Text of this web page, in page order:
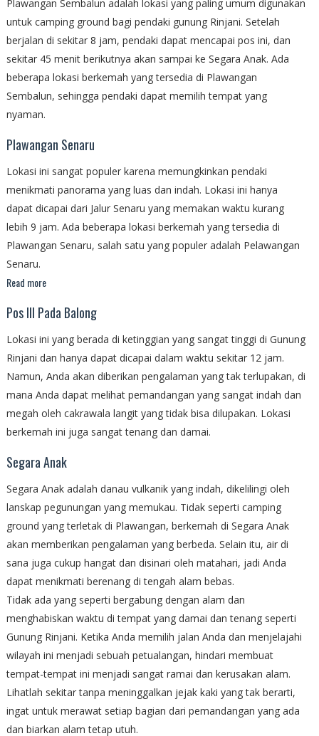
Plawangan Sembalun adalah lokasi yang paling umum digunakan
untuk camping ground bagi pendaki gunung Rinjani. Setelah
berjalan di sekitar 8 jam, pendaki dapat mencapai pos ini, dan
sekitar 45 menit berikutnya akan sampai ke Segara Anak. Ada
beberapa lokasi berkemah yang tersedia di Plawangan
Sembalun, sehingga pendaki dapat memilih tempat yang
nyaman.
Plawangan Senaru
Lokasi ini sangat populer karena memungkinkan pendaki
menikmati panorama yang luas dan indah. Lokasi ini hanya
dapat dicapai dari Jalur Senaru yang memakan waktu kurang
lebih 9 jam. Ada beberapa lokasi berkemah yang tersedia di
Plawangan Senaru, salah satu yang populer adalah Pelawangan
Senaru.
Read more
Pos III Pada Balong
Lokasi ini yang berada di ketinggian yang sangat tinggi di Gunung
Rinjani dan hanya dapat dicapai dalam waktu sekitar 12 jam.
Namun, Anda akan diberikan pengalaman yang tak terlupakan, di
mana Anda dapat melihat pemandangan yang sangat indah dan
megah oleh cakrawala langit yang tidak bisa dilupakan. Lokasi
berkemah ini juga sangat tenang dan damai.
Segara Anak
Segara Anak adalah danau vulkanik yang indah, dikelilingi oleh
lanskap pegunungan yang memukau. Tidak seperti camping
ground yang terletak di Plawangan, berkemah di Segara Anak
akan memberikan pengalaman yang berbeda. Selain itu, air di
sana juga cukup hangat dan disinari oleh matahari, jadi Anda
dapat menikmati berenang di tengah alam bebas.
Tidak ada yang seperti bergabung dengan alam dan
menghabiskan waktu di tempat yang damai dan tenang seperti
Gunung Rinjani. Ketika Anda memilih jalan Anda dan menjelajahi
wilayah ini menjadi sebuah petualangan, hindari membuat
tempat-tempat ini menjadi sangat ramai dan kerusakan alam.
Lihatlah sekitar tanpa meninggalkan jejak kaki yang tak berarti,
ingat untuk merawat setiap bagian dari pemandangan yang ada
dan biarkan alam tetap utuh.